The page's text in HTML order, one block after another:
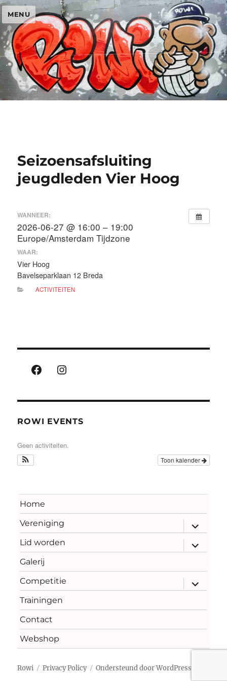
MENU
Seizoensafsluiting
jeugdleden Vier Hoog
WANNEER:
2026-06-27 @ 16:00 – 19:00
Europe/Amsterdam Tijdzone
WAAR:
Vier Hoog
Bavelseparklaan 12 Breda
ACTIVITEITEN
FacebookInstagram
ROWI EVENTS
Geen activiteiten.
Toon kalender
Home
Vereniging
submenu
Lid worden
submenu
Galerij
Competitie
submenu
Trainingen
Contact
Webshop
Rowi Privacy Policy Ondersteund door WordPress